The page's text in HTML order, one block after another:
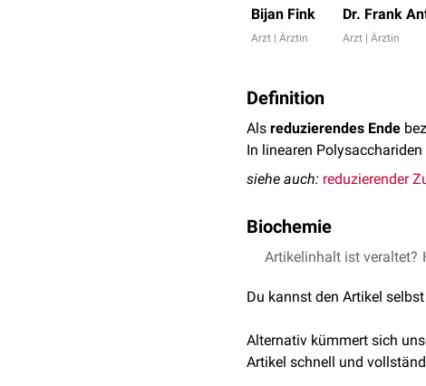
Bijan Fink
Arzt | Ärztin
Dr. Frank
Arzt | Ärztin
Definition
Als reduzierendes Ende
In linearen
siehe auch: reduzierender
Biochemie
Das reduzierende Ende ist
Bei reduzierenden
Monosacchariden zu einem
Zentrum des zweiten
Artikelinhalt ist veraltet?
Du kannst den Artikel
Alternativ kümmert sich
Artikel schnell und